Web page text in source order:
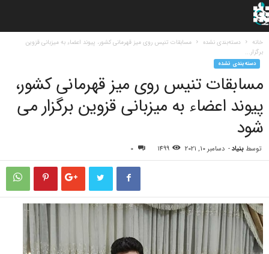
خانه دسته‌بندی نشده
مسابقات تنیس روی میز قهرمانی کشور، پیوند اعضاء به میزبانی قزوین
برگزار...
دسته‌بندی نشده
مسابقات تنیس روی میز قهرمانی کشور،
پیوند اعضاء به میزبانی قزوین برگزار می
شود
توسط بنیاد- دسامبر 10, 2021 1499
0